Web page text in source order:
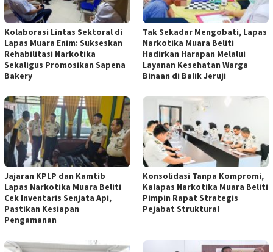
Kolaborasi Lintas Sektoral di
Lapas Muara Enim: Sukseskan
Rehabilitasi Narkotika
Sekaligus Promosikan Sapena
Bakery
Tak Sekadar Mengobati, Lapas
Narkotika Muara Beliti
Hadirkan Harapan Melalui
Layanan Kesehatan Warga
Binaan di Balik Jeruji
Jajaran KPLP dan Kamtib
Lapas Narkotika Muara Beliti
Cek Inventaris Senjata Api,
Pastikan Kesiapan
Pengamanan
Konsolidasi Tanpa Kompromi,
Kalapas Narkotika Muara Beliti
Pimpin Rapat Strategis
Pejabat Struktural